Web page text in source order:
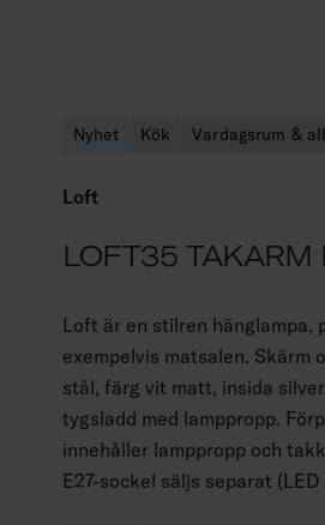
Nyhet Kök Vardagsrum &
Loft
LOFT35 TAKARM
Loft är en stilren hänglampa,
exempelvis matsalen. Skärm
stål, färg vit matt, insida
tygsladd med lamppropp.
innehåller lamppropp och
E27-sockel säljs separat (LED